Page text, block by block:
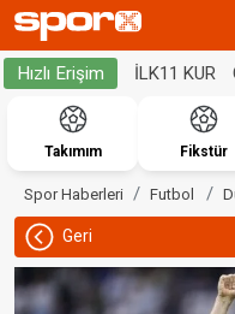
Hızlı Erişim İLK11 KUR
Takımım Fikstür
Spor Haberleri Futbol
Geri